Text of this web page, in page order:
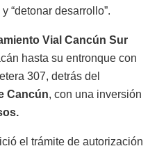
“detonar desarrollo”.
Vial Cancún Sur
hasta su entronque con
307, detrás del
Cancún, con una inversión
el trámite de autorización